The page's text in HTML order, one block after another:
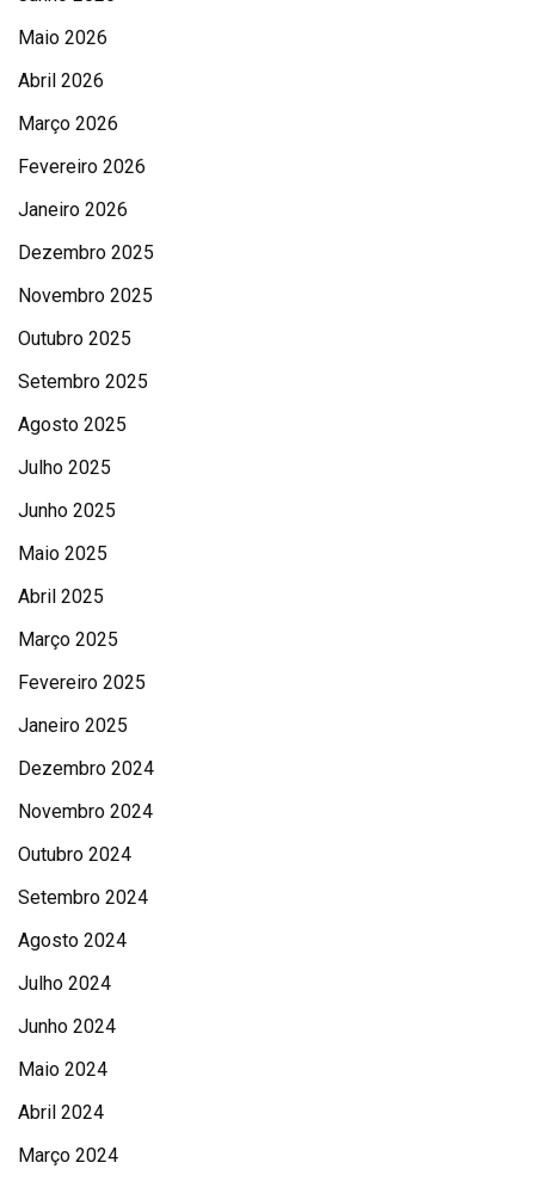
Maio 2026
Abril 2026
Março 2026
Fevereiro 2026
Janeiro 2026
Dezembro 2025
Novembro 2025
Outubro 2025
Setembro 2025
Agosto 2025
Julho 2025
Junho 2025
Maio 2025
Abril 2025
Março 2025
Fevereiro 2025
Janeiro 2025
Dezembro 2024
Novembro 2024
Outubro 2024
Setembro 2024
Agosto 2024
Julho 2024
Junho 2024
Maio 2024
Abril 2024
Março 2024